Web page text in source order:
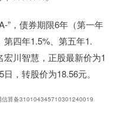
”，债券期限6年（第一年
四年1.5%、第五年1.
川智慧，正股最新价为1
，转股价为18.56元。
信算备310104345710301240019